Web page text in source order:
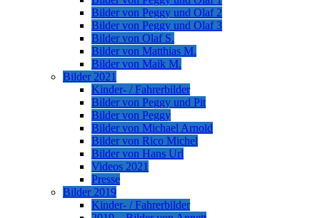
Bilder von Peggy und Olaf 2
Bilder von Peggy und Olaf 3
Bilder von Olaf S.
Bilder von Matthias M.
Bilder von Maik M.
Bilder 2021
Kinder- / Fahrerbilder
Bilder von Peggy und Pit
Bilder von Peggy
Bilder von Michael Arnold
Bilder von Rico Michel
Bilder von Hans Url
Videos 2021
Presse
Bilder 2019
Kinder- / Fahrerbilder